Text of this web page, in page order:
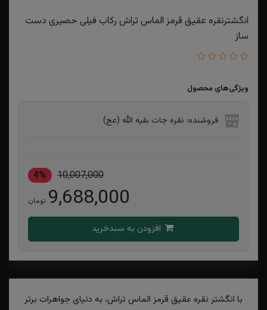
انگشترنقره عقیق قرمز الماس تراش رکاب فیلی‌ حصیری دست
ساز
ویژگی‌های محصول
فروشنده: نقره جات بقیه الله (عج)
10,007,000
4%
9,688,000 تومان
با انگشتر نقره عقیق قرمز الماس تراش، به دنیای جواهرات برتر